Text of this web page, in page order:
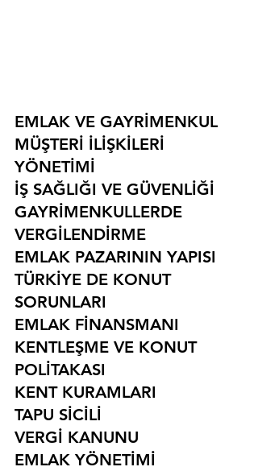
EMLAK VE GAYRİMENKUL
MÜŞTERİ İLİŞKİLERİ
YÖNETİMİ
İŞ SAĞLIĞI VE GÜVENLİĞİ
GAYRİMENKULLERDE
VERGİLENDİRME
EMLAK PAZARININ YAPISI
TÜRKİYE DE KONUT
SORUNLARI
EMLAK FİNANSMANI
KENTLEŞME VE KONUT
POLİTAKASI
KENT KURAMLARI
TAPU SİCİLİ
VERGİ KANUNU
EMLAK YÖNETİMİ